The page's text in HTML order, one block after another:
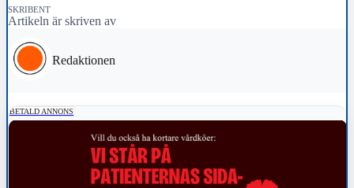
SKRIBENT
Artikeln är skriven av
Redaktionen
BETALD ANNONS